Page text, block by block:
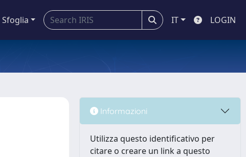
Sfoglia IT LOGIN
Informazioni
Utilizza questo identificativo per
citare o creare un link a questo